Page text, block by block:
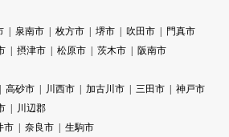
泉南市 枚方市 堺市 吹田市
門真市
摂津市 松原市 茨木市
阪南市
高砂市 川西市 加古川市 三田市
神戸市
川辺郡
市 奈良市
生駒市